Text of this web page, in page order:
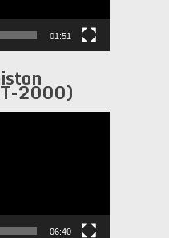
01:51
2000)
06:40